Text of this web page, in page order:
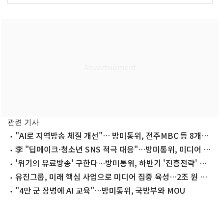
관련 기사
"AI로 지역방송 체질 개선"… 방미통위, 전주MBC 등 8개사
제작 지원
李 "딥페이크·청소년 SNS 적극 대응"…방미통위, 미디어 대
전환 시동(종합)
'위기의 유료방송' 구한다…방미통위, 하반기 '진흥전략' 마
련 유진그룹, 미래 핵심 사업으로 미디어 집중 육성…2조 원 신
규 투자
"4만 군 장병에 AI 교육"…방미통위, 국방부와 MOU